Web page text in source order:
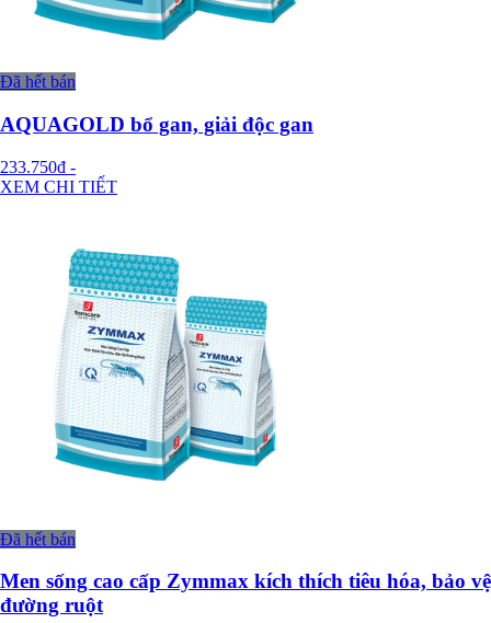
Đã hết bán
AQUAGOLD bổ gan, giải độc gan
233.750đ -
XEM CHI TIẾT
Đã hết bán
Men sống cao cấp Zymmax kích thích tiêu hóa, bảo vệ
đường ruột